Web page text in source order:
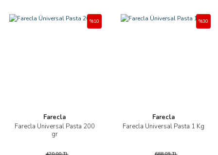
Farecla
Farecla Üniversal Pasta 200
gr
%10
Farecla
Farecla Üniversal Pasta 1 Kg
%30